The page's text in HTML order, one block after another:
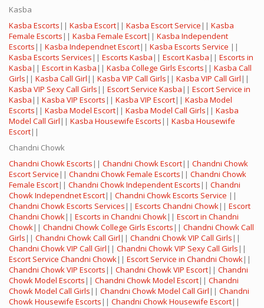
Kasba
Kasba Escorts || Kasba Escort|| Kasba Escort Service || Kasba
Female Escorts || Kasba Female Escort|| Kasba Independent
Escorts || Kasba Independnet Escort|| Kasba Escorts Service ||
Kasba Escorts Services || Escorts Kasba || Escort Kasba || Escorts in
Kasba || Escort in Kasba || Kasba College Girls Escorts || Kasba Call
Girls || Kasba Call Girl || Kasba VIP Call Girls || Kasba VIP Call Girl ||
Kasba VIP Sexy Call Girls || Escort Service Kasba || Escort Service in
Kasba || Kasba VIP Escorts || Kasba VIP Escort|| Kasba Model
Escorts || Kasba Model Escort|| Kasba Model Call Girls || Kasba
Model Call Girl || Kasba Housewife Escorts || Kasba Housewife
Escort||
Chandni Chowk
Chandni Chowk Escorts || Chandni Chowk Escort|| Chandni Chowk
Escort Service || Chandni Chowk Female Escorts || Chandni Chowk
Female Escort|| Chandni Chowk Independent Escorts || Chandni
Chowk Independnet Escort|| Chandni Chowk Escorts Service ||
Chandni Chowk Escorts Services || Escorts Chandni Chowk|| Escort
Chandni Chowk|| Escorts in Chandni Chowk|| Escort in Chandni
Chowk|| Chandni Chowk College Girls Escorts || Chandni Chowk Call
Girls || Chandni Chowk Call Girl || Chandni Chowk VIP Call Girls ||
Chandni Chowk VIP Call Girl || Chandni Chowk VIP Sexy Call Girls ||
Escort Service Chandni Chowk|| Escort Service in Chandni Chowk||
Chandni Chowk VIP Escorts || Chandni Chowk VIP Escort|| Chandni
Chowk Model Escorts || Chandni Chowk Model Escort|| Chandni
Chowk Model Call Girls || Chandni Chowk Model Call Girl || Chandni
Chowk Housewife Escorts || Chandni Chowk Housewife Escort||